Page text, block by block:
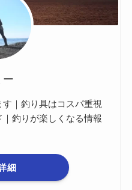
ー
｜釣り具はコスパ重視
｜釣りが楽しくなる情報
細